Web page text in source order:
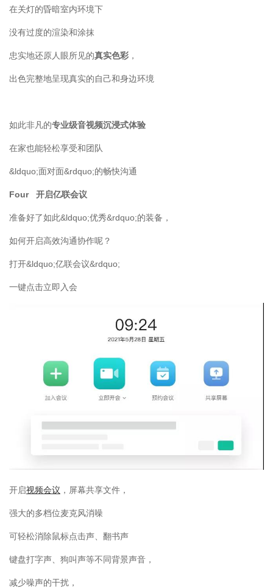
在关灯的昏暗室内环境下
没有过度的渲染和涂抹
忠实地还原人眼所见的真实色彩 ，
出色完整地呈现真实的自己和身边环境
如此非凡的专业级音视频沉浸式体验
在家也能轻松享受和团队
&ldquo;面对面&rdquo;的畅快沟通
Four 开启亿联会议
准备好了如此&ldquo;优秀&rdquo;的装备，
如何开启高效沟通协作呢？
打开&ldquo;亿联会议&rdquo;
一键点击立即入会
开启视频会议 ，屏幕共享文件，
强大的多档位麦克风消噪
可轻松消除鼠标点击声、翻书声
键盘打字声、狗叫声等不同背景声音，
减少噪声的干扰，